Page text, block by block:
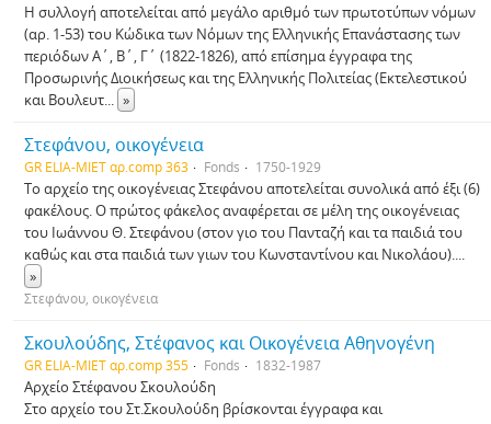
Η συλλογή αποτελείται από μεγάλο αριθμό των πρωτοτύπων νόμων
(αρ. 1-53) του Κώδικα των Νόμων της Ελληνικής Επανάστασης των
περιόδων Α΄, Β΄, Γ΄ (1822-1826), από επίσημα έγγραφα της
Προσωρινής Διοικήσεως και της Ελληνικής Πολιτείας (Εκτελεστικού
και Βουλευτ... »
Στεφάνου, οικογένεια
GR ELIA-MIET αρ.comp 363 Fonds 1750-1929
Το αρχείο της οικογένειας Στεφάνου αποτελείται συνολικά από έξι (6)
φακέλους. Ο πρώτος φάκελος αναφέρεται σε μέλη της οικογένειας
του Ιωάννου Θ. Στεφάνου (στον γιο του Πανταζή και τα παιδιά του
καθώς και στα παιδιά των γιων του Κωνσταντίνου και Νικολάου)....
»
Στεφάνου, οικογένεια
Σκουλούδης, Στέφανος και Οικογένεια Αθηνογένη
GR ELIA-MIET αρ.comp 355 Fonds 1832-1987
Αρχείο Στέφανου Σκουλούδη
Στο αρχείο του Στ.Σκουλούδη βρίσκονται έγγραφα και